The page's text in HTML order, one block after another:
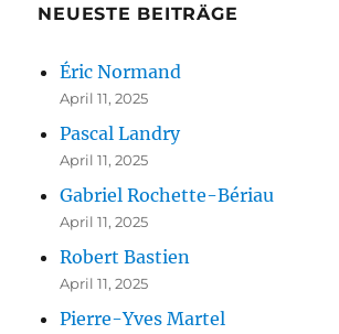
NEUESTE BEITRÄGE
Éric Normand
April 11, 2025
Pascal Landry
April 11, 2025
Gabriel Rochette-Bériau
April 11, 2025
Robert Bastien
April 11, 2025
Pierre-Yves Martel